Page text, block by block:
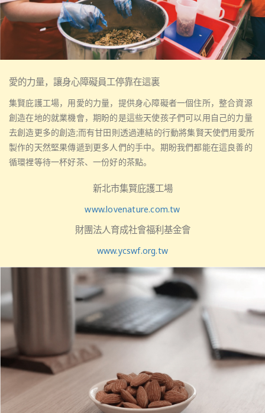
愛的力量，讓身心障礙員工停靠在這裏
集賢庇護工場，用愛的力量，提供身心障礙者一個住所，整合資源
創造在地的就業機會，期盼的是這些天使孩子們可以用自己的力量
去創造更多的創造;而有甘田則透過連結的行動將集賢天使們用愛所
製作的天然堅果傳遞到更多人們的手中。期盼我們都能在這良善的
循環裡等待一杯好茶、一份好的茶點。
新北市集賢庇護工場
www.lovenature.com.tw
財團法人育成社會福利基金會
www.ycswf.org.tw